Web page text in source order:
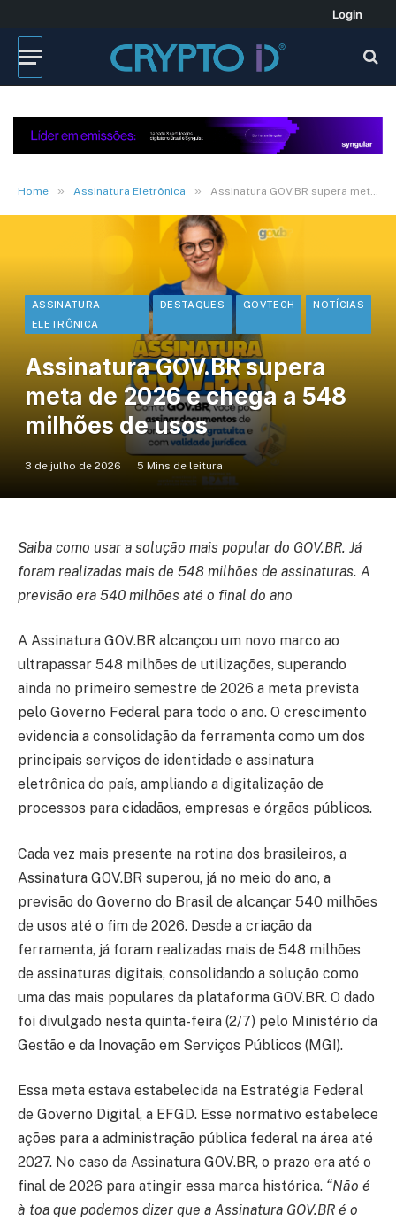
Login
Home » Assinatura Eletrônica » Assinatura GOV.BR supera meta de 2026 e chega a 548 milhões de usos
ASSINATURA
ELETRÔNICA
DESTAQUES GOVTECH NOTÍCIAS
Assinatura GOV.BR supera
meta de 2026 e chega a 548
milhões de usos
3 de julho de 2026 5 Mins de leitura
Saiba como usar a solução mais popular do GOV.BR. Já
foram realizadas mais de 548 milhões de assinaturas. A
previsão era 540 milhões até o final do ano
A Assinatura GOV.BR alcançou um novo marco ao
ultrapassar 548 milhões de utilizações, superando
ainda no primeiro semestre de 2026 a meta prevista
pelo Governo Federal para todo o ano. O crescimento
evidencia a consolidação da ferramenta como um dos
principais serviços de identidade e assinatura
eletrônica do país, ampliando a digitalização de
processos para cidadãos, empresas e órgãos públicos.
Cada vez mais presente na rotina dos brasileiros, a
Assinatura GOV.BR superou, já no meio do ano, a
previsão do Governo do Brasil de alcançar 540 milhões
de usos até o fim de 2026. Desde a criação da
ferramenta, já foram realizadas mais de 548 milhões
de assinaturas digitais, consolidando a solução como
uma das mais populares da plataforma GOV.BR. O dado
foi divulgado nesta quinta-feira (2/7) pelo Ministério da
Gestão e da Inovação em Serviços Públicos (MGI).
Essa meta estava estabelecida na Estratégia Federal
de Governo Digital, a EFGD. Esse normativo estabelece
ações para a administração pública federal na área até
2027. No caso da Assinatura GOV.BR, o prazo era até o
final de 2026 para atingir essa marca histórica. “Não é
à toa que podemos dizer que a Assinatura GOV.BR é o